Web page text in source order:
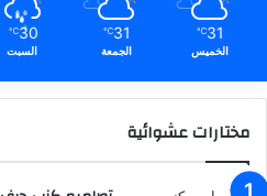
31
℃
الخميس
31
℃
الجمعة
30
℃
السبت
مختارات عشوائية